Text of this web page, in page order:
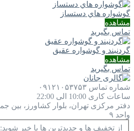
گوشواره هاي دستساز
مشاهده
تماس بگیرید
گردنبند و گوشواره عقیق
مشاهده
تماس بگیرید
شماره تماس ۰۹۱۲۱۰۵۳۷۵۳
ساعات کاری 10:00 الی 22:00
دفتر مرکزی
واحد ۹
از تخفیف ها و جدیدترین ها با خبر شوید: